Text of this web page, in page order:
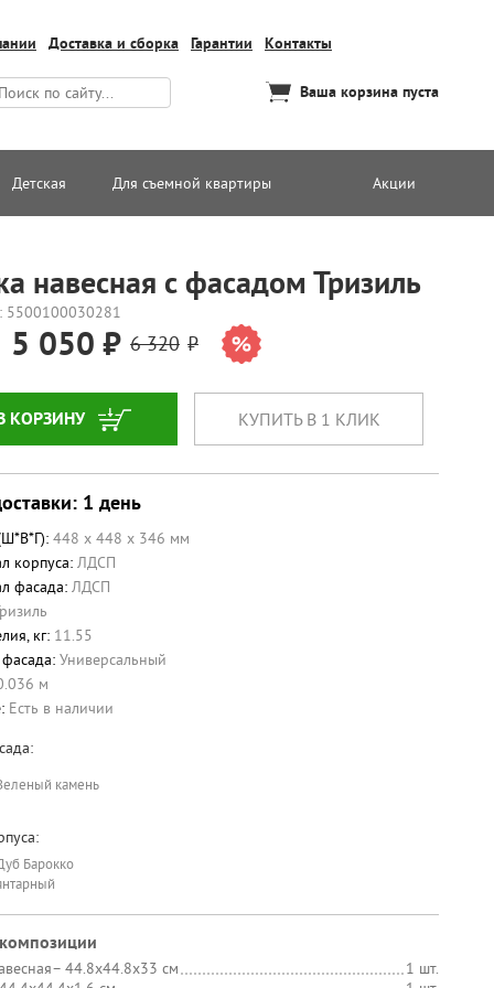
Доставка и сборка Гарантии Контакты
Ваша корзина пуста
Детская Для съемной квартиры Акции
навесная с фасадом Тризиль
5500100030281
5 050 6 320
КОРЗИНУ КУПИТЬ В 1 КЛИК
1 день
448 x 448 x 346 мм
корпуса: ЛДСП
фасада: ЛДСП
кг: 11.55
Универсальный
м
Есть в наличии
камень
Барокко
– 44.8х44.8х33 см
1 шт.